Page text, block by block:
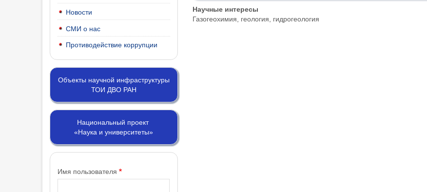
Новости
СМИ о нас
Противодействие коррупции
Объекты научной инфраструктуры
ТОИ ДВО РАН
Национальный проект
«Наука и университеты»
Имя пользователя
Научные интересы
Газогеохимия, геология, гидрогеология